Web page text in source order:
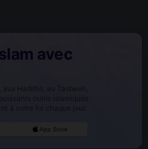
avec
Hadiths, au Tasbeeh,
outils islamiques
à votre foi chaque jour.
App Store